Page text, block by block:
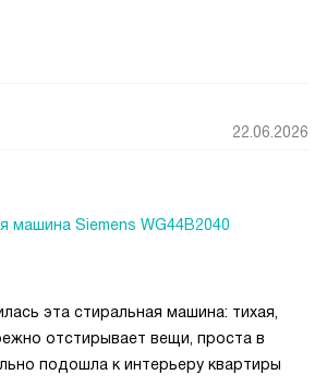
22.06.2026
машина Siemens WG44B2040
эта стиральная машина: тихая,
отстирывает вещи, проста в
подошла к интерьеру квартиры